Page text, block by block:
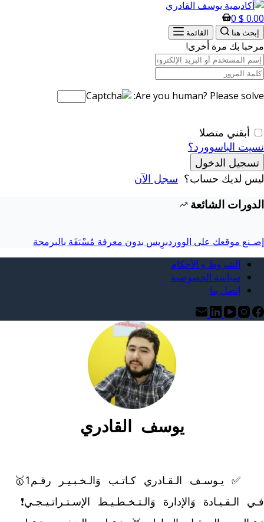
0.00
$
0
إبحث هنا القائمة
مرحبا بك مرة أخرى!
Are you human? Please solve:
أبقني متصلا
نسيت الباسوورد؟
تسجيل الدخول
ليس لديك حساب؟ سجل الآن
الدورات الشائعة
إصـنع موقعك على الووردبرِيس بدون معرفة مُسْبَقَة بالبرمجة
الشروط و الأحكام
سياسة الخصوصية
إتصل بنا
يوسف القادري